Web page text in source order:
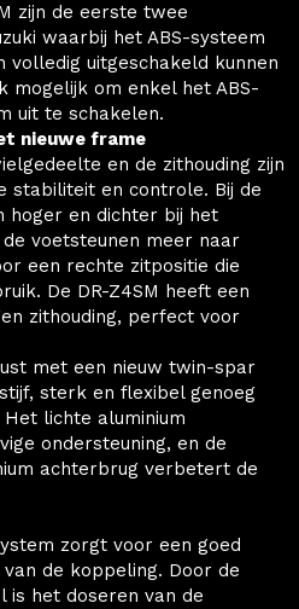
zijn de eerste twee
waarbij het ABS-systeem
uitgeschakeld kunnen
om enkel het ABS-
uit te schakelen.
nieuwe frame
en de zithouding zijn
stabiliteit en controle. Bij de
hoger en dichter bij het
voetsteunen meer naar
een rechte zitpositie die
De DR-Z4SM heeft een
zithouding, perfect voor
met een nieuw twin-spar
sterk en flexibel genoeg
lichte aluminium
ondersteuning, en de
achterbrug verbetert de
zorgt voor een goed
de koppeling. Door de
is het doseren van de